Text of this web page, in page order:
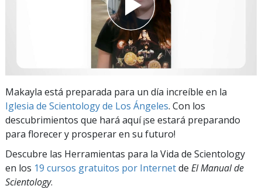
Makayla está preparada para un día increíble en la
Iglesia de Scientology de Los Ángeles. Con los
descubrimientos que hará aquí ¡se estará preparando
para florecer y prosperar en su futuro!
Descubre las Herramientas para la Vida de Scientology
en los 19 cursos gratuitos por Internetde El Manual de
Scientology.